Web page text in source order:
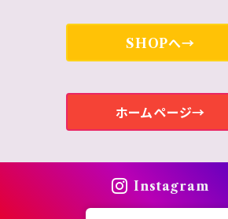
SHOPへ→
ホームページ→
Instagram